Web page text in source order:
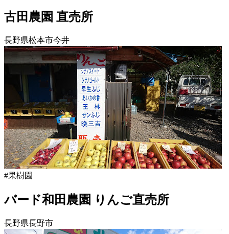
県
樹
園
2022
日
2022
年
8
月
20
日
直
売
所
ね
っ
と
古田農園 直売所
長野県松本市今井
長
樹
園
2022
年
8
月
18
日
年
月
20
売
ね
#果樹園
バード和田農園 りんご直売所
長野県長野市